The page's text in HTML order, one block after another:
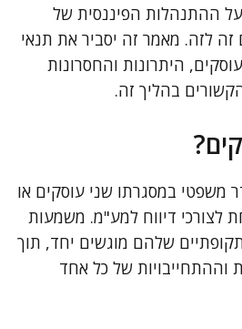
על ההתנהלות הפיננסית של
זה לזה. מאמר זה יסביר את תנאי
היתרונות והחסרונות
בהליך זה.
משפטי במסגרתו שני עוסקים או
לצורכי דיווח למע"מ. משמעות
שלהם מוגשים יחד, תוך
וההתחייבויות של כל אחד